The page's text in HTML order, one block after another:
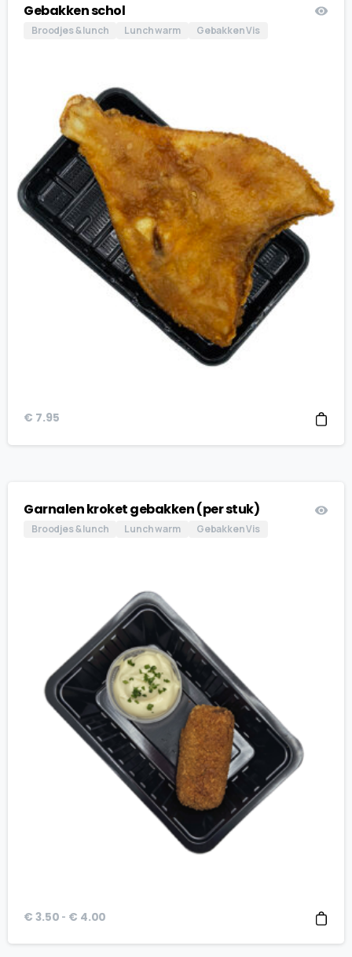
Gebakken schol
Broodjes & lunch Lunch warm Gebakken Vis
€ 7.95
Garnalen kroket gebakken (per stuk)
Broodjes & lunch Lunch warm Gebakken Vis
€ 3.50 - € 4.00